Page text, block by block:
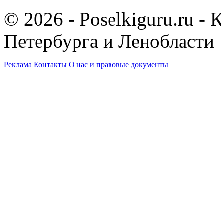
© 2026 - Poselkiguru.ru -
Петербурга и Ленобласти
Реклама Контакты О нас и правовые документы